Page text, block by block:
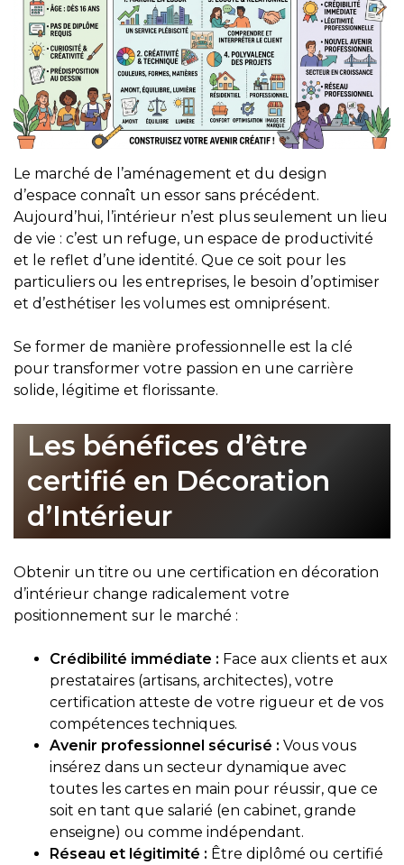
Le marché de l’aménagement et du design
d’espace connaît un essor sans précédent.
Aujourd’hui, l’intérieur n’est plus seulement un lieu
de vie : c’est un refuge, un espace de productivité
et le reflet d’une identité. Que ce soit pour les
particuliers ou les entreprises, le besoin d’optimiser
et d’esthétiser les volumes est omniprésent.
Se former de manière professionnelle est la clé
pour transformer votre passion en une carrière
solide, légitime et florissante.
Les bénéfices d’être
certifié en Décoration
d’Intérieur
Obtenir un titre ou une certification en décoration
d’intérieur change radicalement votre
positionnement sur le marché :
Crédibilité immédiate : Face aux clients et aux
prestataires (artisans, architectes), votre
certification atteste de votre rigueur et de vos
compétences techniques.
Avenir professionnel sécurisé : Vous vous
insérez dans un secteur dynamique avec
toutes les cartes en main pour réussir, que ce
soit en tant que salarié (en cabinet, grande
enseigne) ou comme indépendant.
Réseau et légitimité : Être diplômé ou certifié